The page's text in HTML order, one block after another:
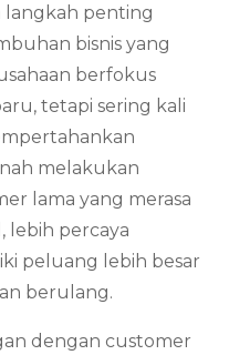
langkah penting
bisnis yang
berfokus
tetapi sering kali
melakukan
lama yang merasa
lebih percaya
peluang lebih besar
berulang.
dengan customer